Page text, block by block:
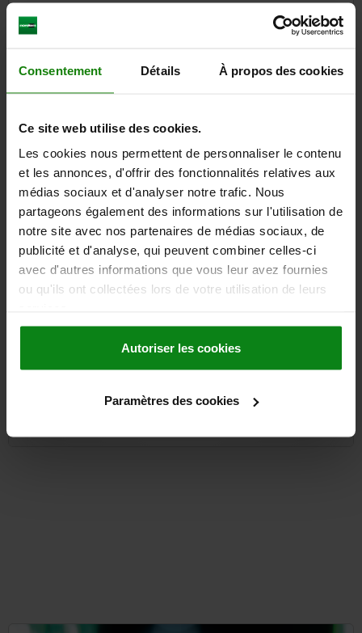
Consentement Détails À propos des cookies
Ce site web utilise des cookies.
Les cookies nous permettent de personnaliser le contenu
et les annonces, d'offrir des fonctionnalités relatives aux
médias sociaux et d'analyser notre trafic. Nous
partageons également des informations sur l'utilisation de
notre site avec nos partenaires de médias sociaux, de
publicité et d'analyse, qui peuvent combiner celles-ci
avec d'autres informations que vous leur avez fournies
ou qu'ils ont collectées lors de votre utilisation de leurs
Autoriser les cookies
Paramètres des cookies
TÉLÉCHARGEMENTS
D'autres clients ont
05260
7,45 €